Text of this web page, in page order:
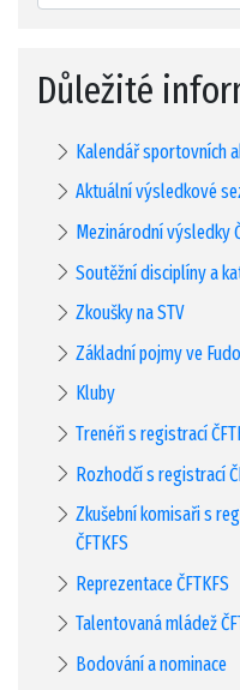
Důležité
Kalendář sportovních
Aktuální výsledkové
Mezinárodní výsledky
Soutěžní disciplíny a
Zkoušky na STV
Základní pojmy ve
Kluby
Trenéři s registrací
Rozhodčí s registrací
Zkušební komisaři s
ČFTKFS
Reprezentace ČFTKFS
Talentovaná mládež
Bodování a nominace